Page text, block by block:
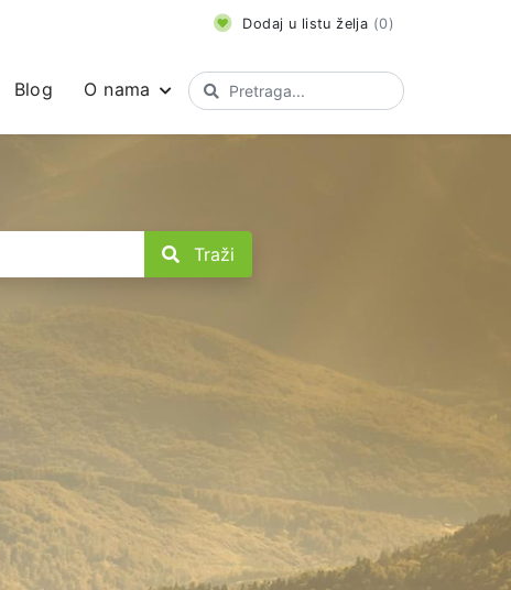
Dodaj u listu želja (0)
Blog O nama
Traži